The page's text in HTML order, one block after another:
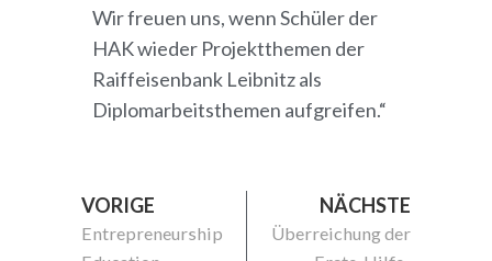
Wir freuen uns, wenn Schüler der
HAK wieder Projektthemen der
Raiffeisenbank Leibnitz als
Diplomarbeitsthemen aufgreifen.“
VORIGE
Entrepreneurship
NÄCHSTE
Überreichung der